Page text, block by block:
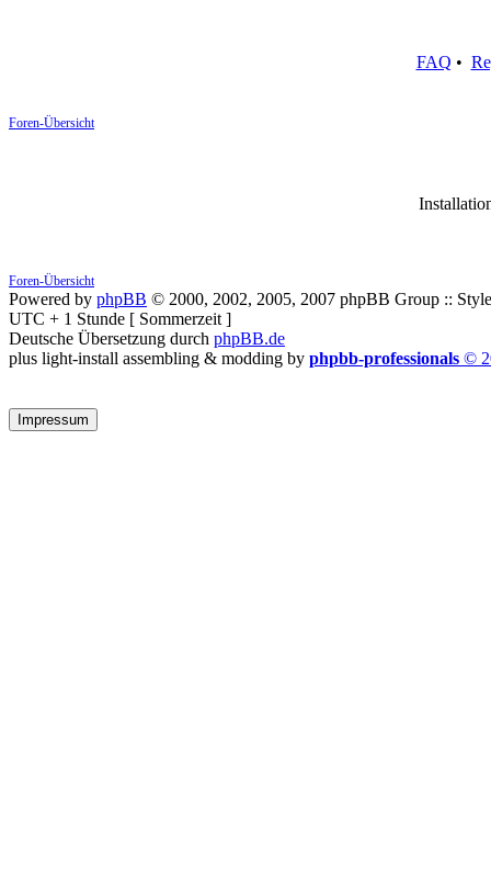
FAQ •
Foren-Übersicht
Foren-Übersicht
Powered by phpBB © 2000, 2002, 2005, 2007 phpBB Group ::
UTC + 1 Stunde [ Sommerzeit ]
Deutsche Übersetzung durch phpBB.de
plus light-install assembling & modding by phpbb-professionals ©